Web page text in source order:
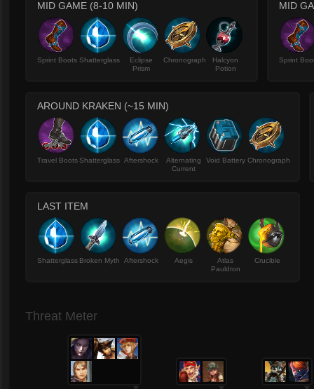
MID GAME (8-10 MIN)
Sprint Boots Shatterglass
Eclipse
Prism
Chronograph
Halcyon
Potion
MID
Sprint
AROUND KRAKEN (~15 MIN)
Travel BootsShatterglass Aftershock
Alternating
Current
Void Battery Chronograph
LAST ITEM
Shatterglass Broken Myth Aftershock Aegis
Atlas
Pauldron
Crucible
Threat Meter